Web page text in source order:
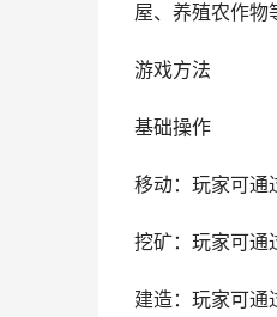
屋、养殖农作物
游戏方法
基础操作
移动：玩家可通
挖矿：玩家可通
建造：玩家可通